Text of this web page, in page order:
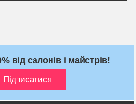
від салонів і майстрів!